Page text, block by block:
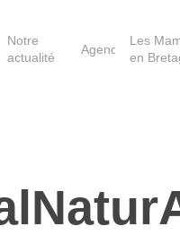
Les Havres
Notre
actualité
Agenda
Les
en